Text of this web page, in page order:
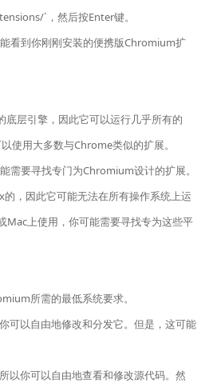
`，然后按Enter键。
看到你刚刚安装的便携版Chromium扩
层引擎，因此它可以运行几乎所有的
使用大多数与Chrome类似的扩展。
需要寻找专门为Chromium设计的扩展。
，因此它可能无法在所有操作系统上运
Mac上使用，你可能需要寻找专为这些平
所需的最低系统要求。
可以自由地修改和分发它。但是，这可能
以你可以自由地查看和修改源代码。然